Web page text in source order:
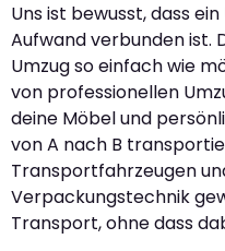
Uns ist bewusst, dass
Aufwand verbunden ist.
Umzug so einfach wie
von professionellen
deine Möbel und
von A nach B
Transportfahrzeugen
Verpackungstechnik
Transport, ohne dass